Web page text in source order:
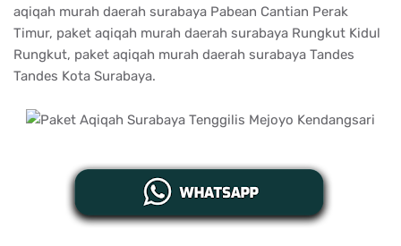
aqiqah murah daerah surabaya Pabean Cantian Perak
Timur, paket aqiqah murah daerah surabaya Rungkut Kidul
Rungkut, paket aqiqah murah daerah surabaya Tandes
Tandes Kota Surabaya.